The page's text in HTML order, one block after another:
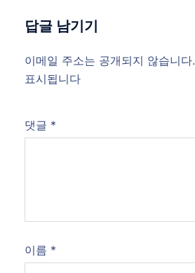
답글 남기기
이메일 주소는 공개되지 않습니다.
표시됩니다
댓글 *
이름 *